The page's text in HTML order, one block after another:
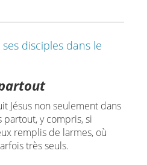
Jésus non seulement dans
y compris, si
remplis de larmes, où
très seuls.